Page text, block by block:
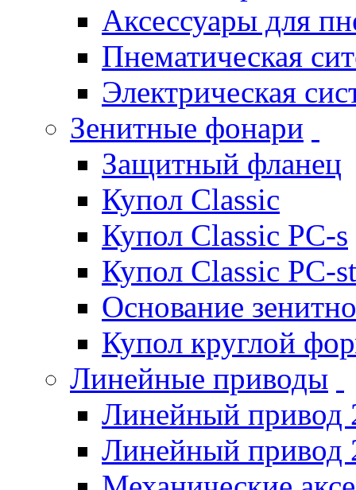
Аксессуары для
Пнематическая
Электрическая
Зенитные фонари
Защитный фланец
Купол Classic
Купол Classic PC-s
Купол Classic PC-st
Основание
Купол круглой
Линейные приводы
Линейный привод
Линейный привод